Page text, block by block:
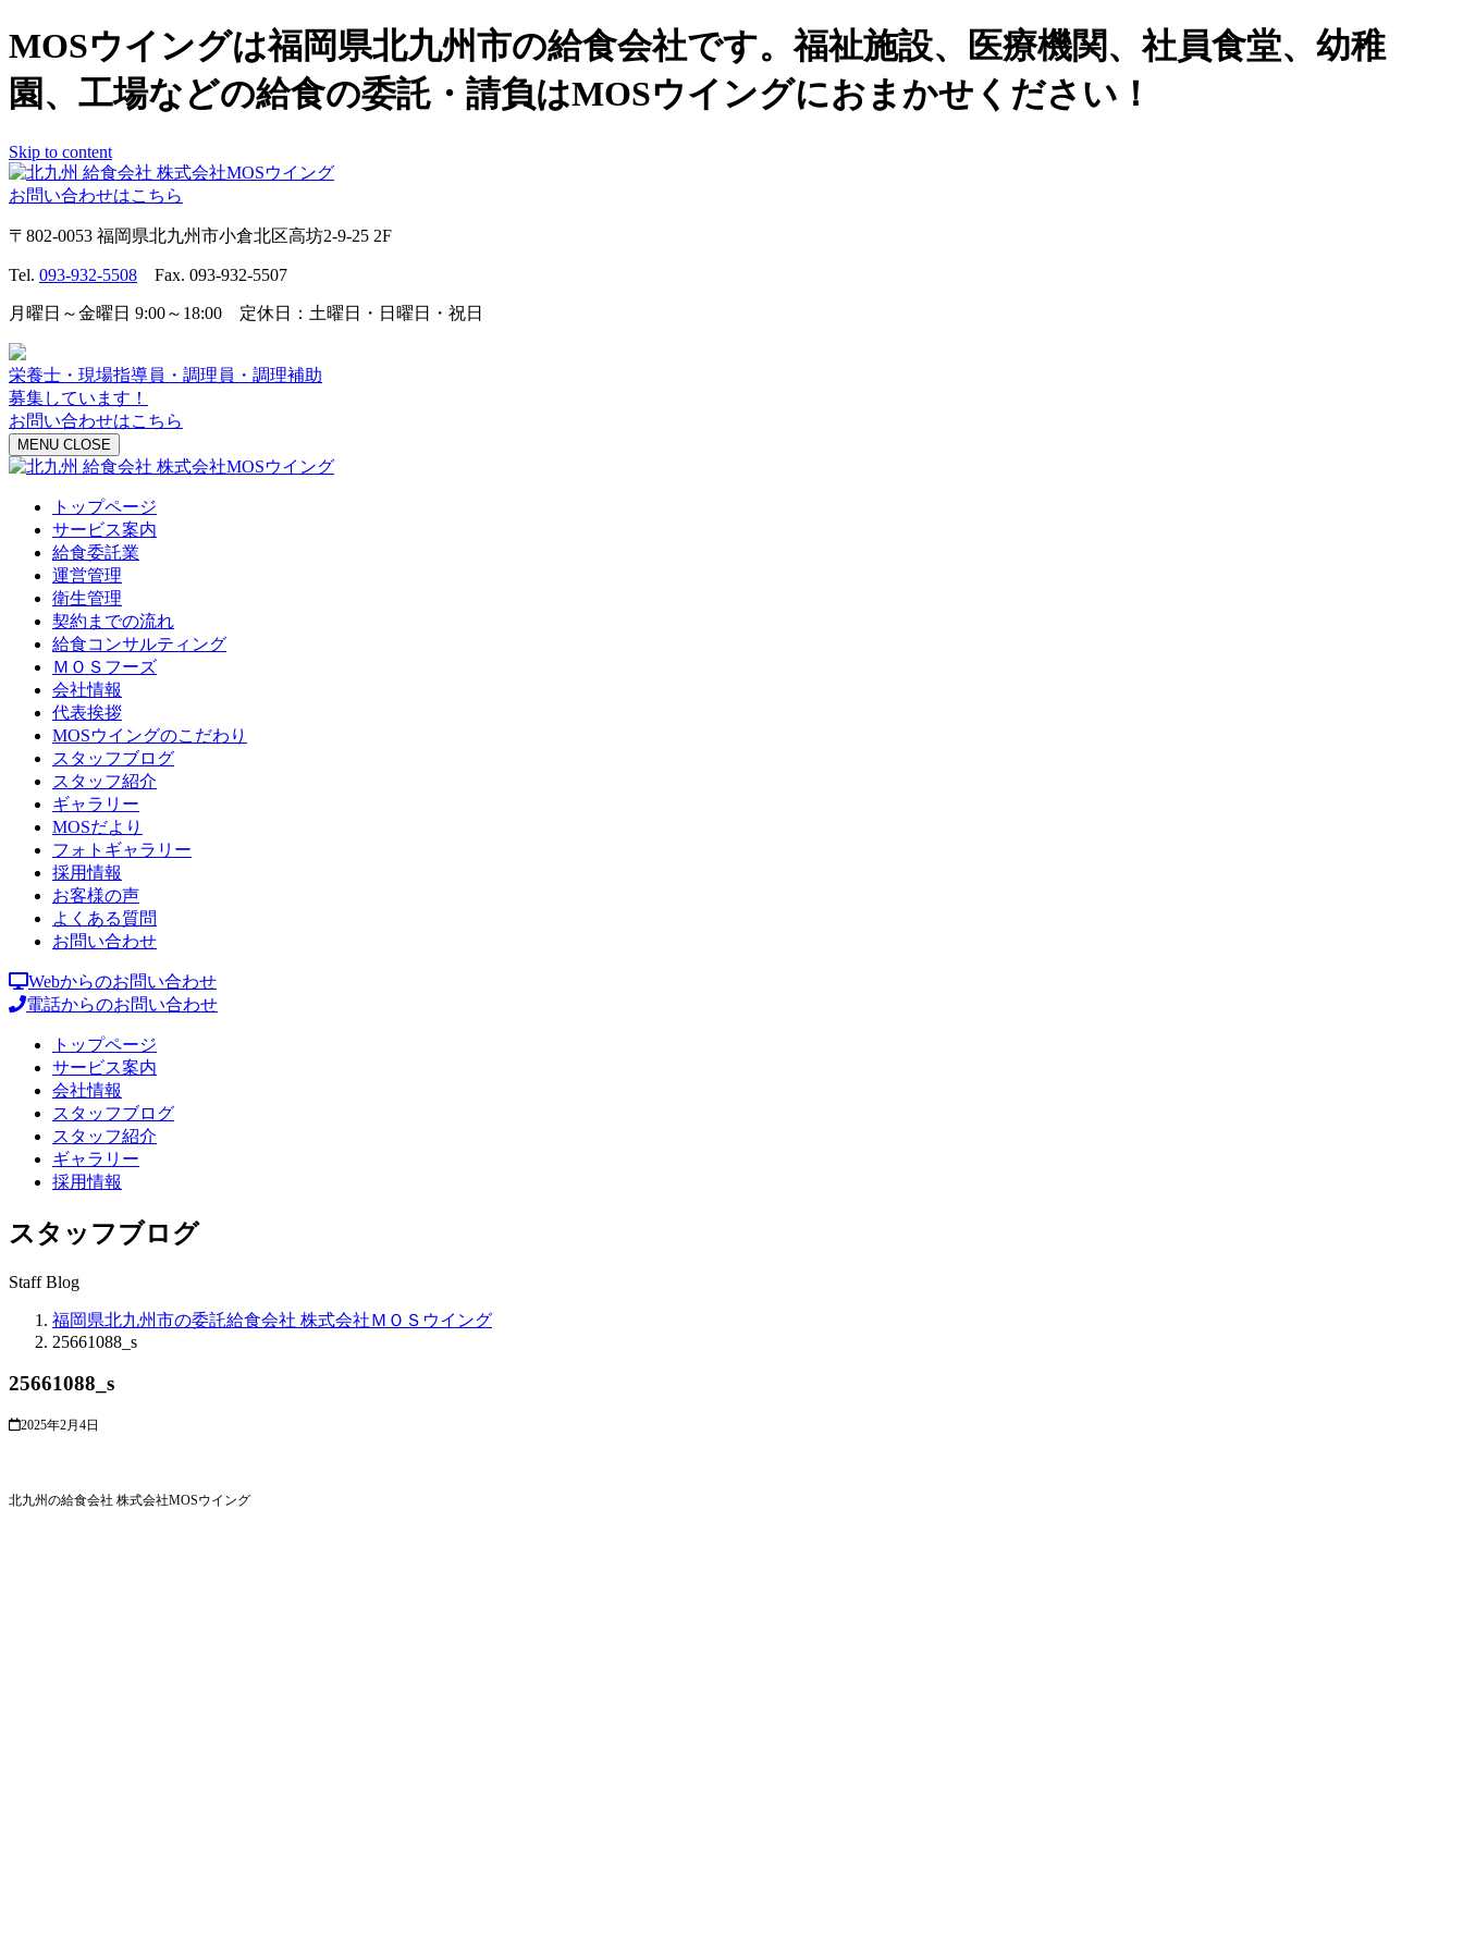
MOSウイングは福岡県北九州市の給食会社です。福祉施設、医療機関、社員食堂、幼稚
園、工場などの給食の委託・請負はMOSウイングにおまかせください！
Skip to content
お問い合わせはこちら
〒802-0053 福岡県北九州市小倉北区高坊2-9-25 2F
Tel. 093-932-5508 Fax. 093-932-5507
月曜日～金曜日 9:00～18:00 定休日：土曜日・日曜日・祝日
栄養士・現場指導員・調理員・調理補助
募集しています！
お問い合わせはこちら
MENU CLOSE
トップページ
サービス案内
給食委託業
運営管理
衛生管理
契約までの流れ
給食コンサルティング
ＭＯＳフーズ
会社情報
代表挨拶
MOSウイングのこだわり
スタッフブログ
スタッフ紹介
ギャラリー
MOSだより
フォトギャラリー
採用情報
お客様の声
よくある質問
お問い合わせ
Webからのお問い合わせ
電話からのお問い合わせ
トップページ
サービス案内
会社情報
スタッフブログ
スタッフ紹介
ギャラリー
採用情報
スタッフブログ
Staff Blog
福岡県北九州市の委託給食会社 株式会社ＭＯＳウイング
25661088_s
25661088_s
2025年2月4日
北九州の給食会社 株式会社MOSウイング